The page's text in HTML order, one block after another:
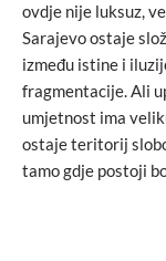
ovdje nije luksuz,
Sarajevo ostaje
između istine i
fragmentacije. Ali
umjetnost ima
ostaje teritorij
tamo gdje postoji